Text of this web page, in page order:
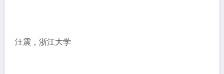
汪震，浙江大学